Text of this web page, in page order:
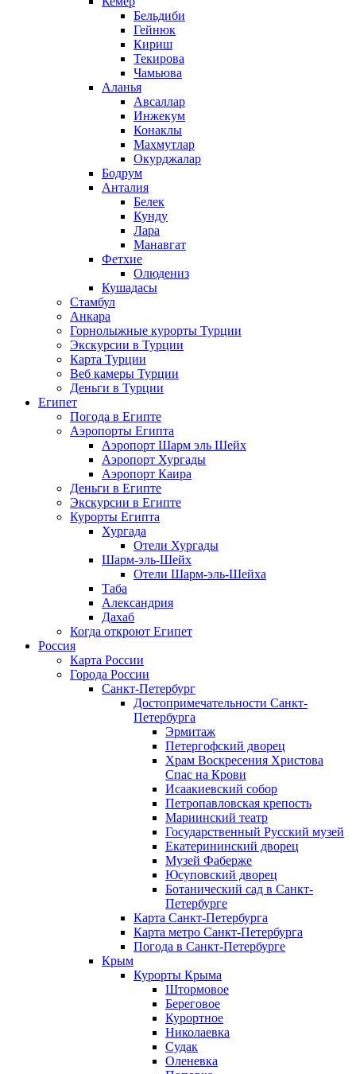
Бельдиби
Гейнюк
Кириш
Текирова
Чамьюва
Аланья
Авсаллар
Инжекум
Конаклы
Махмутлар
Окурджалар
Бодрум
Анталия
Белек
Кунду
Лара
Манавгат
Фетхие
Олюдениз
Кушадасы
Стамбул
Анкара
Горнолыжные курорты Турции
Экскурсии в Турции
Карта Турции
Веб камеры Турции
Деньги в Турции
Египет
Погода в Египте
Аэропорты Египта
Аэропорт Шарм эль Шейх
Аэропорт Хургады
Аэропорт Каира
Деньги в Египте
Экскурсии в Египте
Курорты Египта
Хургада
Отели Хургады
Шарм-эль-Шейх
Отели Шарм-эль-Шейха
Таба
Александрия
Дахаб
Когда откроют Египет
Россия
Карта России
Города России
Санкт-Петербург
Достопримечательности Санкт-
Петербурга
Эрмитаж
Петергофский дворец
Храм Воскресения Христова
Спас на Крови
Исаакиевский собор
Петропавловская крепость
Мариинский театр
Государственный Русский музей
Екатерининский дворец
Музей Фаберже
Юсуповский дворец
Ботанический сад в Санкт-
Петербурге
Карта Санкт-Петербурга
Карта метро Санкт-Петербурга
Погода в Санкт-Петербурге
Крым
Курорты Крыма
Штормовое
Береговое
Курортное
Николаевка
Судак
Оленевка